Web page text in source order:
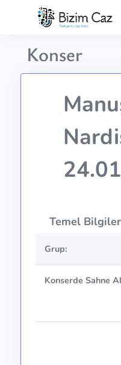
Konser
Temel Bilgiler
Grup:
Konserde Sahne